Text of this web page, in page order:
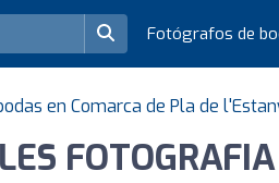
Fotógrafos de
en Comarca de Pla de
FOTOGRAFIA